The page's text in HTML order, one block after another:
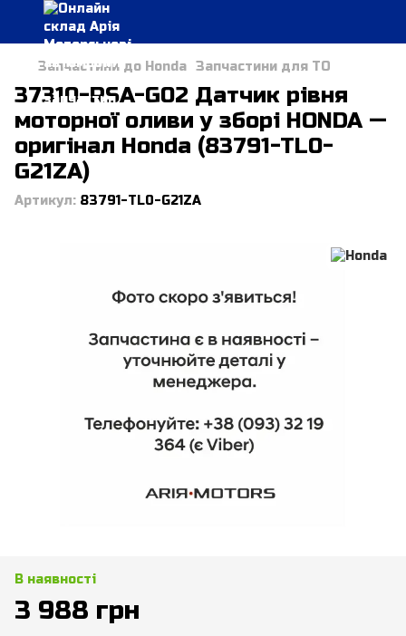
Запчастини до Honda Запчастини для ТО
37310-RSA-G02 Датчик рівня
моторної оливи у зборі HONDA —
оригінал Honda (83791-TL0-
G21ZA)
Артикул: 83791-TL0-G21ZA
В наявності
3 988 грн